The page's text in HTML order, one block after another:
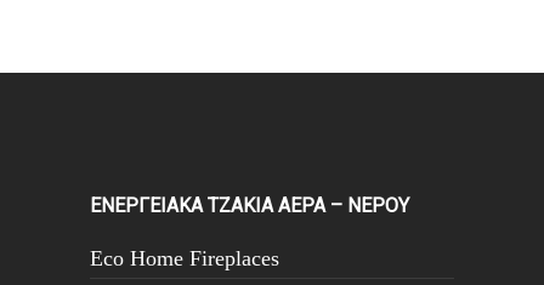
ΕΝΕΡΓΕΙΑΚΑ ΤΖΑΚΙΑ ΑΕΡΑ – ΝΕΡΟΥ
Eco Home Fireplaces